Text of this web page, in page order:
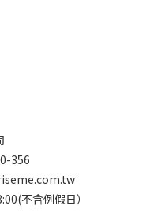
356
不含例假日）